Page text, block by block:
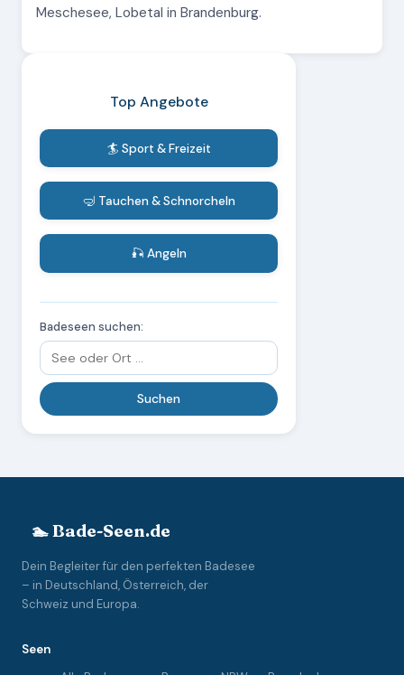
Meschesee, Lobetal in Brandenburg.
Top Angebote
🏄 Sport & Freizeit
🤿 Tauchen & Schnorcheln
🎣 Angeln
Badeseen suchen:
🏊 Bade-Seen.de
Dein Begleiter für den perfekten Badesee
– in Deutschland, Österreich, der
Schweiz und Europa.
Seen